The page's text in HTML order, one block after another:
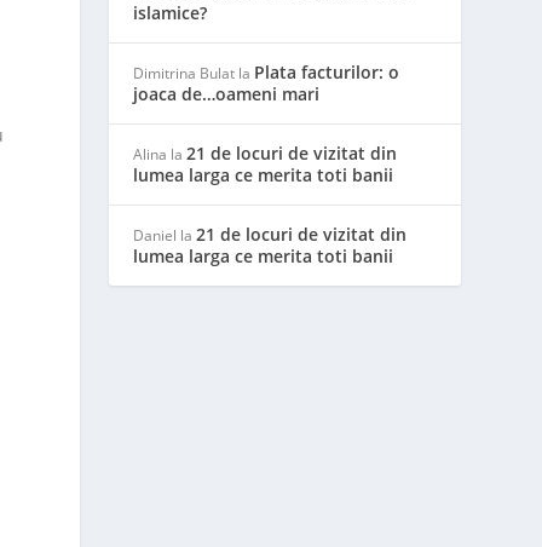
islamice?
Dimitrina Bulat la Plata facturilor: o
joaca de…oameni mari
Alina la21 de locuri de vizitat din
lumea larga ce merita toti banii
Daniel la21 de locuri de vizitat din
lumea larga ce merita toti banii